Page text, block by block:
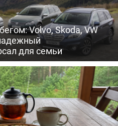
Volvo, Skoda, VW
для семьи